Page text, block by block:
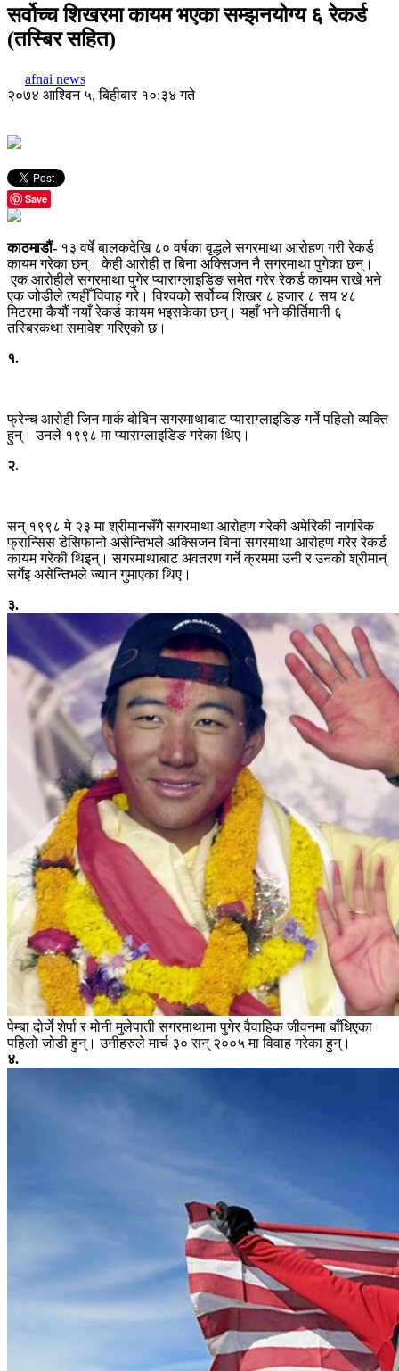
सर्वोच्च शिखरमा कायम भएका सम्झनयोग्य ६ रेकर्ड
(तस्बिर सहित)
afnai news
२०७४ आश्विन ५, बिहीबार १०:३४ गते
Save
काठमाडौं- १३ वर्षे बालकदेखि ८० वर्षका वृद्धले सगरमाथा आरोहण गरी रेकर्ड
कायम गरेका छन्। केही आरोही त बिना अक्सिजन नै सगरमाथा पुगेका छन्।
एक आरोहीले सगरमाथा पुगेर प्याराग्लाइडिङ समेत गरेर रेकर्ड कायम राखे भने
एक जोडीले त्यहीँ विवाह गरे। विश्वको सर्वोच्च शिखर ८ हजार ८ सय ४८
मिटरमा कैयौं नयाँ रेकर्ड कायम भइसकेका छन्। यहाँ भने कीर्तिमानी ६
तस्बिरकथा समावेश गरिएकाे छ।
१.
फ्रेन्च आरोही जिन मार्क बोबिन सगरमाथाबाट प्याराग्लाइडिङ गर्ने पहिलो व्यक्ति
हुन्। उनले १९९८ मा प्याराग्लाइडिङ गरेका थिए।
२.
सन् १९९८ मे २३ मा श्रीमानसँगै सगरमाथा आरोहण गरेकी अमेरिकी नागरिक
फ्रान्सिस डेसिफानो असेन्तिभले अक्सिजन बिना सगरमाथा आरोहण गरेर रेकर्ड
कायम गरेकी थिइन्। सगरमाथाबाट अवतरण गर्ने क्रममा उनी र उनको श्रीमान्
सर्गेइ असेन्तिभले ज्यान गुमाएका थिए।
३.
पेम्बा दोर्जे शेर्पा र मोनी मुलेपाती सगरमाथामा पुगेर वैवाहिक जीवनमा बाँधिएका
पहिलो जोडी हुन्। उनीहरुले मार्च ३० सन् २००५ मा विवाह गरेका हुन्।
४.